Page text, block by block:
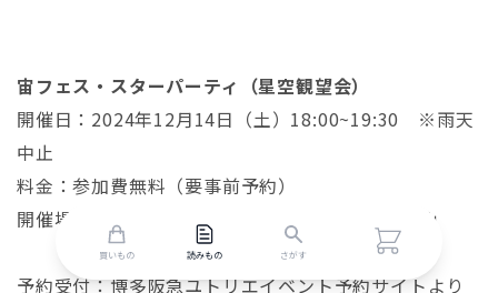
宙フェス・スターパーティ（星空観望会）
開催日：2024年12月14日（土）18:00~19:30 ※雨天
中止
料金：参加費無料（要事前予約）
開催場所：
JR 博多シティ屋上「つばめの杜ひろば」
予約受付：博多阪急ユトリエイベント予約サイトより
買いもの 読みもの さがす
ー